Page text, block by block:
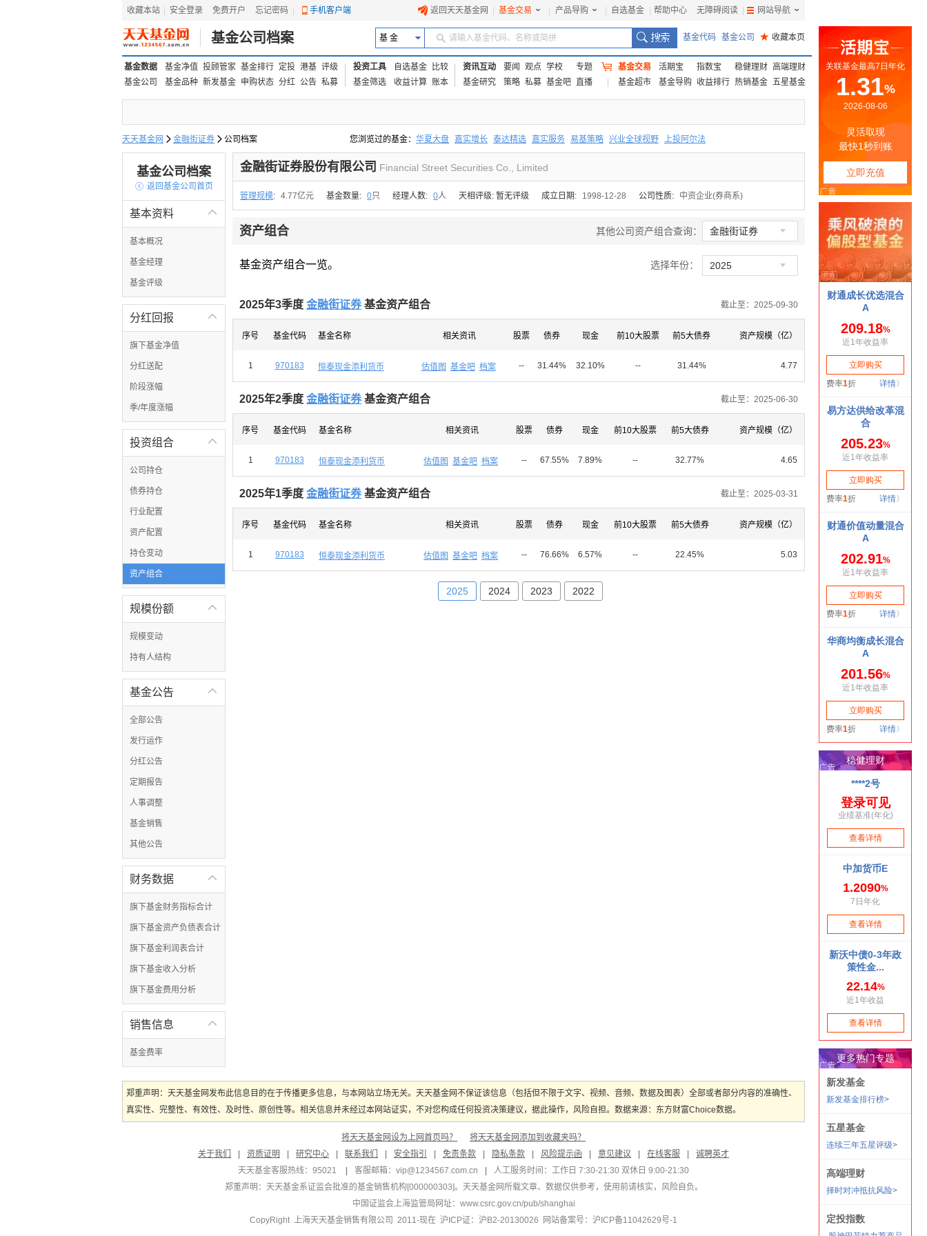
收藏本站 安全登录 免费开户 忘记密码 手机客户端 返回天天基金网 基金交易 产品导购 自选基金 帮助中心 无障碍阅读 网站导航
基金公司档案 基 金 请输入基金代码、名称或简拼 基金代码 基金公司 ★ 收藏本页
基金数据 基金净值 投顾管家 基金排行 定投 港基 评级
基金公司
基金品种 新发基金 申购状态 分红 公告 私募
投资工具 自选基金
比较
基金筛选
收益计算 账本
资讯互动 要闻 观点 学校
专题
基金研究
策略 私募 基金吧 直播
基金交易 活期宝 指数宝 稳健理财 高端理财
基金超市
基金导购 收益排行 热销基金 五星基金
天天基金网  金融街证券  公司档案 您浏览过的基金： 华夏大盘 嘉实增长 泰达精选 嘉实服务 易基策略 兴业全球视野 上投阿尔法
易方达上证中盘ETF联接A
基金公司档案
 返回基金公司首页

基本资料
基本概况
基金经理
基金评级

分红回报
旗下基金净值
分红送配
阶段涨幅
季/年度涨幅

投资组合
公司持仓
债券持仓
行业配置
资产配置
持仓变动
资产组合

规模份额
规模变动
持有人结构

基金公告
全部公告
发行运作
分红公告
定期报告
人事调整
基金销售
其他公告

财务数据
旗下基金财务指标合计
旗下基金资产负债表合计
旗下基金利润表合计
旗下基金收入分析
旗下基金费用分析

销售信息
基金费率
金融街证券股份有限公司 Financial Street Securities Co., Limited
管理规模: 4.77亿元 基金数量: 0只 经理人数: 0人 天相评级: 暂无评级 成立日期: 1998-12-28 公司性质: 中资企业(券商系)
资产组合 其他公司资产组合查询： 金融街证券 
基金资产组合一览。 选择年份： 2025 
2025年3季度 金融街证券基金资产组合 截止至：2025-09-30
序号 基金代码 基金名称 相关资讯 股票 债券 现金 前10大股票 前5大债券 资产规模（亿）
1 970183 恒泰现金添利货币 估值图 基金吧 档案 -- 31.44% 32.10% -- 31.44% 4.77
2025年2季度 金融街证券基金资产组合 截止至：2025-06-30
序号 基金代码 基金名称 相关资讯 股票 债券 现金 前10大股票 前5大债券 资产规模（亿）
1 970183 恒泰现金添利货币 估值图 基金吧 档案 -- 67.55% 7.89% -- 32.77% 4.65
2025年1季度 金融街证券基金资产组合 截止至：2025-03-31
序号 基金代码 基金名称 相关资讯 股票 债券 现金 前10大股票 前5大债券 资产规模（亿）
1 970183 恒泰现金添利货币 估值图 基金吧 档案 -- 76.66% 6.57% -- 22.45% 5.03
2025 2024 2023 2022
郑重声明：天天基金网发布此信息目的在于传播更多信息，与本网站立场无关。天天基金网不保证该信息（包括但不限于文字、视频、音频、数据及图表）全部或者部分内容的准确性、
真实性、完整性、有效性、及时性、原创性等。相关信息并未经过本网站证实，不对您构成任何投资决策建议，据此操作，风险自担。数据来源：东方财富Choice数据。
将天天基金网设为上网首页吗？
将天天基金网添加到收藏夹吗？
关于我们
资质证明 研究中心 联系我们 安全指引 免责条款 隐私条款 风险提示函 意见建议 在线客服
诚聘英才
天天基金客服热线：95021
客服邮箱： vip@1234567.com.cn
人工服务时间：工作日 7:30-21:30 双休日 9:00-21:30
郑重声明： 天天基金系证监会批准的基金销售机构[000000303]。天天基金网所载文章、数据仅供参考，使用前请核实，风险自负。
中国证监会上海监管局网址： www.csrc.gov.cn/pub/shanghai
CopyRight 上海天天基金销售有限公司 2011-现在 沪ICP证：沪B2-20130026
网站备案号：沪ICP备11042629号-1